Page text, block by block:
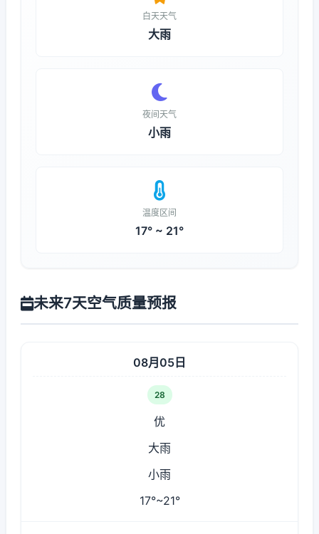
白天天气
大雨
夜间天气
小雨
温度区间
17° ~ 21°
未来7天空气质量预报
08月05日
28
优
大雨
小雨
17°~21°